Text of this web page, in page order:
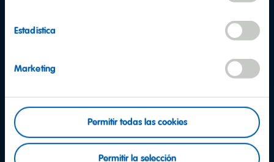
Estadística
Marketing
Permitir todas las cookies
Permitir la selección